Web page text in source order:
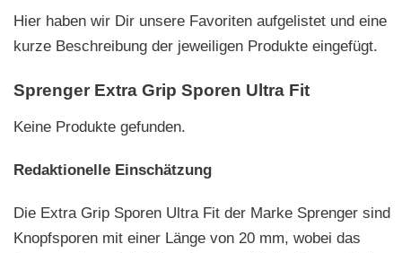
Hier haben wir Dir unsere Favoriten aufgelistet und eine
kurze Beschreibung der jeweiligen Produkte eingefügt.
Sprenger Extra Grip Sporen Ultra Fit
Keine Produkte gefunden.
Redaktionelle Einschätzung
Die Extra Grip Sporen Ultra Fit der Marke Sprenger sind
Knopfsporen mit einer Länge von 20 mm, wobei das